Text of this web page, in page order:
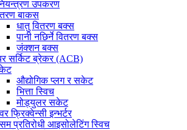
उपकरण
बाकस
धातु वितरण बक्स
पानी नछिर्ने वितरण बक्स
जंक्शन बक्स
सर्किट ब्रेकर (ACB)
औद्योगिक प्लग र सकेट
भित्ता स्विच
मोड्युलर सकेट
फ्रिक्वेन्सी इन्भर्टर
प्रतिरोधी आइसोलेटिंग स्विच